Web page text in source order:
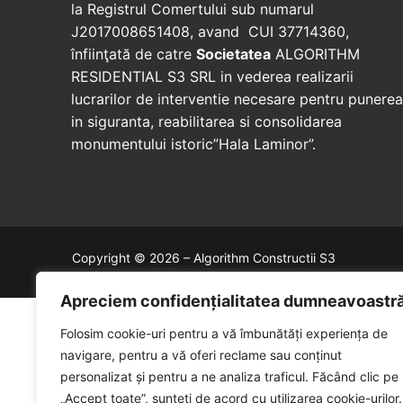
Apreciem confidențialitatea
Folosim cookie-uri pentru a vă îmbunătăți experiența de
navigare, pentru a vă oferi reclame sau conținut
personalizat și pentru a ne analiza traficul. Făcând clic pe
„Accept toate”, sunteți de acord cu utilizarea cookie-urilor.
la Registrul Comertului sub numarul
J2017008651408, avand CUI 37714360,
înfiinţată de catre Societatea ALGORITHM
RESIDENTIAL S3 SRL in vederea realizarii
lucrarilor de interventie necesare pentru punerea
in siguranta, reabilitarea si consolidarea
monumentului istoric”Hala Laminor”.
Copyright © 2026 – Algorithm Constructii S3